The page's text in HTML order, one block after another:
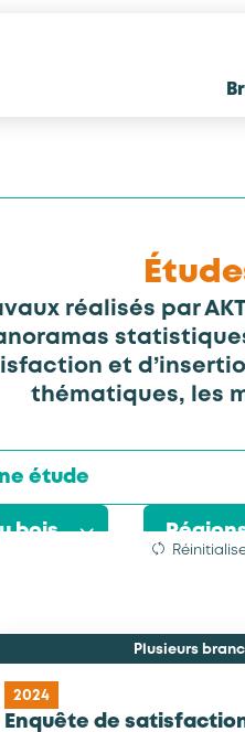
réalisés par
et
thématiques, les
bois
Plusieurs
2024
Enquête de